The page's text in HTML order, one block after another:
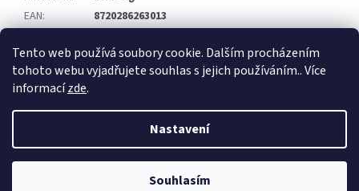
Tento web používá soubory cookie. Dalším procházením
tohoto webu vyjadřujete souhlas s jejich používáním.. Více
informacízde.
Nastavení
Souhlasím
EAN:
8720286263013
Počet balíků: 2
Vytvořil Shoptet
Zboží XL. Všechna práva vyhrazena.